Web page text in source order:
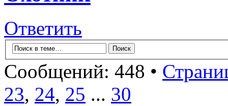
Ответить
Сообщений: 448 •
23, 24, 25 ... 30